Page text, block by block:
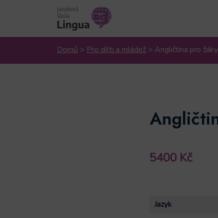
Domů > Pro děti a mládež > Angličtina pro
5400 Kč
Jazyk